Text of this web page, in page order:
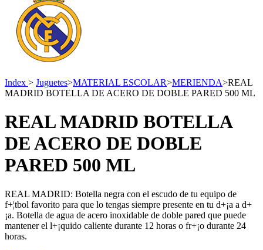
Index > Juguetes>MATERIAL ESCOLAR>MERIENDA>REAL
MADRID BOTELLA DE ACERO DE DOBLE PARED 500 ML
REAL MADRID BOTELLA
DE ACERO DE DOBLE
PARED 500 ML
REAL MADRID: Botella negra con el escudo de tu equipo de
f+¦tbol favorito para que lo tengas siempre presente en tu d+¡a a d+
¡a. Botella de agua de acero inoxidable de doble pared que puede
mantener el l+¡quido caliente durante 12 horas o fr+¡o durante 24
horas.